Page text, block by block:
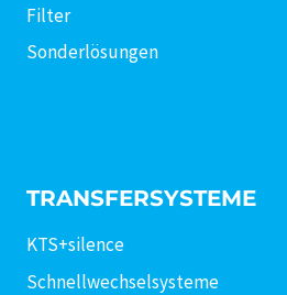
Filter
Sonderlösungen
TRANSFERSYSTEME
KTS+silence
Schnellwechselsysteme